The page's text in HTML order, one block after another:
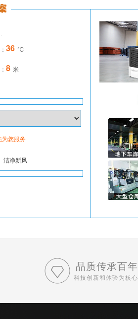
41 ℃
6 米
为您服务
洁净新风
品质传承百年
科技创新和体验为核心